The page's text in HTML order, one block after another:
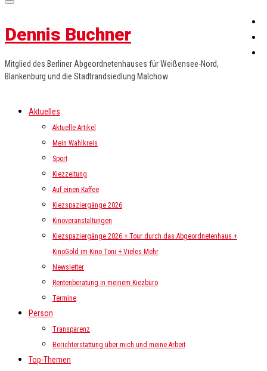
Dennis Buchner
Mitglied des Berliner Abgeordnetenhauses für Weißensee-Nord,
Blankenburg und die Stadtrandsiedlung Malchow
Aktuelles
Aktuelle Artikel
Mein Wahlkreis
Sport
Kiezzeitung
Auf einen Kaffee
Kiezspaziergänge 2026
Kinoveranstaltungen
Kiezspaziergänge 2026 + Tour durch das Abgeordnetenhaus +
KinoGold im Kino Toni + Vieles Mehr
Newsletter
Rentenberatung in meinem Kiezbüro
Termine
Person
Transparenz
Berichterstattung über mich und meine Arbeit
Top-Themen